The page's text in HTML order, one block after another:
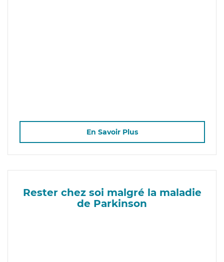
En Savoir Plus
Rester chez soi malgré la maladie
de Parkinson